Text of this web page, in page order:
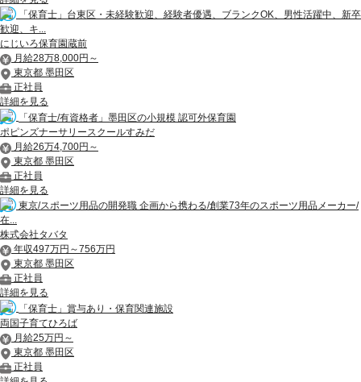
「保育士」台東区・未経験歓迎、経験者優遇、ブランクOK、男性活躍中、新卒
歓迎、キ...
にじいろ保育園蔵前
月給28万8,000円～
東京都 墨田区
正社員
詳細を見る
「保育士/有資格者」墨田区の小規模 認可外保育園
ポピンズナーサリースクールすみだ
月給26万4,700円～
東京都 墨田区
正社員
詳細を見る
東京/スポーツ用品の開発職 企画から携わる/創業73年のスポーツ用品メーカー/
在...
株式会社タバタ
年収497万円～756万円
東京都 墨田区
正社員
詳細を見る
「保育士」賞与あり・保育関連施設
両国子育てひろば
月給25万円～
東京都 墨田区
正社員